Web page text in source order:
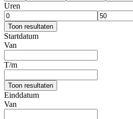
Uren
Toon resultaten
Startdatum
Van
T/m
Toon resultaten
Einddatum
Van